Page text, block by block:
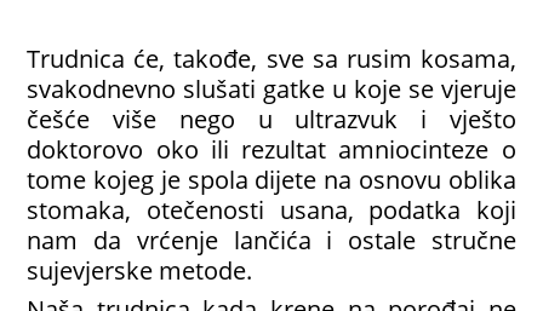
Trudnica će, takođe, sve sa rusim kosama,
svakodnevno slušati gatke u koje se vjeruje
češće više nego u ultrazvuk i vješto
doktorovo oko ili rezultat amniocinteze o
tome kojeg je spola dijete na osnovu oblika
stomaka, otečenosti usana, podatka koji
nam da vrćenje lančića i ostale stručne
sujevjerske metode.